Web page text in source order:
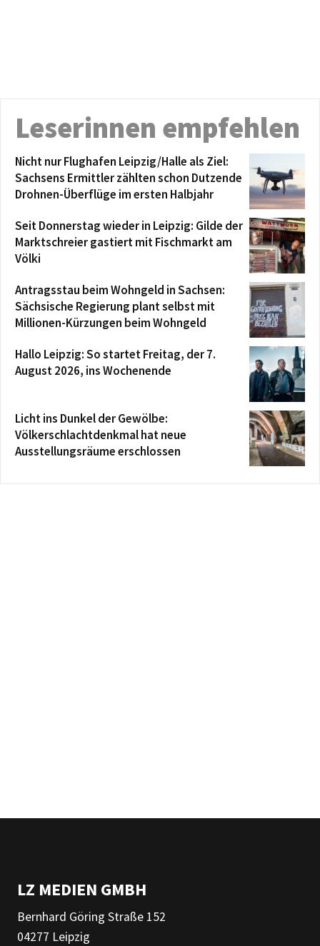
Leserinnen empfehlen
Nicht nur Flughafen Leipzig/Halle als Ziel:
Sachsens Ermittler zählten schon Dutzende
Drohnen-Überflüge im ersten Halbjahr
Seit Donnerstag wieder in Leipzig: Gilde der
Marktschreier gastiert mit Fischmarkt am
Völki
Antragsstau beim Wohngeld in Sachsen:
Sächsische Regierung plant selbst mit
Millionen-Kürzungen beim Wohngeld
Hallo Leipzig: So startet Freitag, der 7.
August 2026, ins Wochenende
Licht ins Dunkel der Gewölbe:
Völkerschlachtdenkmal hat neue
Ausstellungsräume erschlossen
LZ MEDIEN GMBH
Bernhard Göring Straße 152
04277 Leipzig